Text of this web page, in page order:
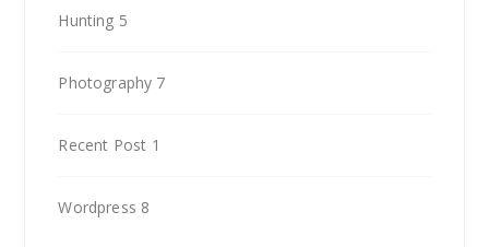
Hunting 5
Photography 7
Recent Post 1
Wordpress 8